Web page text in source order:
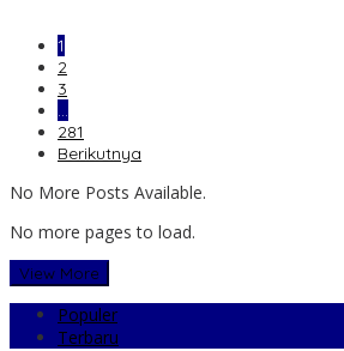
1
2
3
…
281
Berikutnya
No More Posts Available.
No more pages to load.
View More
Populer
Terbaru